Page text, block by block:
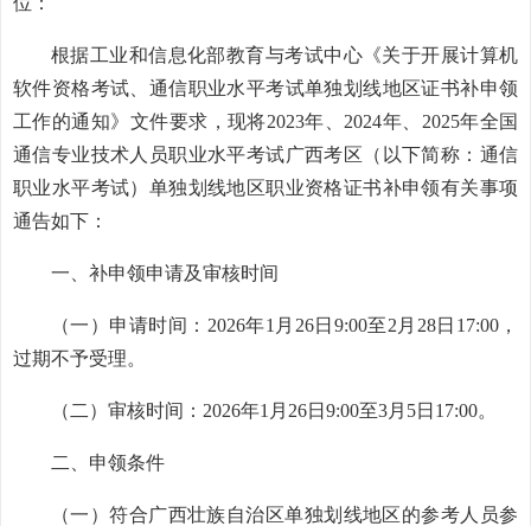
根据工业和信息化部教育与考试中心《关于开展计算机
软件资格考试、通信职业水平考试单独划线地区证书补申领
工作的通知》文件要求，现将2023年、2024年、2025年全国
通信专业技术人员职业水平考试广西考区（以下简称：通信
职业水平考试）单独划线地区职业资格证书补申领有关事项
通告如下：
一、补申领申请及审核时间
（一）申请时间：2026年1月26日9:00至2月28日17:00，
过期不予受理。
（二）审核时间：2026年1月26日9:00至3月5日17:00。
二、申领条件
（一）符合广西壮族自治区单独划线地区的参考人员参